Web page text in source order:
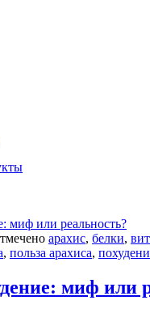
арахис, белки,
, польза арахиса,
миф или